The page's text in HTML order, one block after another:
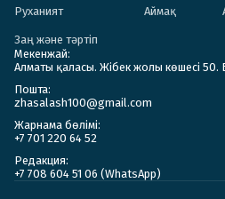
Руханият Аймақ
Заң және тәртіп
Мекенжай:
Алматы қаласы. Жібек жолы көшесі 50.
Пошта:
zhasalash100@gmail.com
Жарнама бөлімі:
+7 701 220 64 52
Редакция:
+7 708 604 51 06 (WhatsApp)